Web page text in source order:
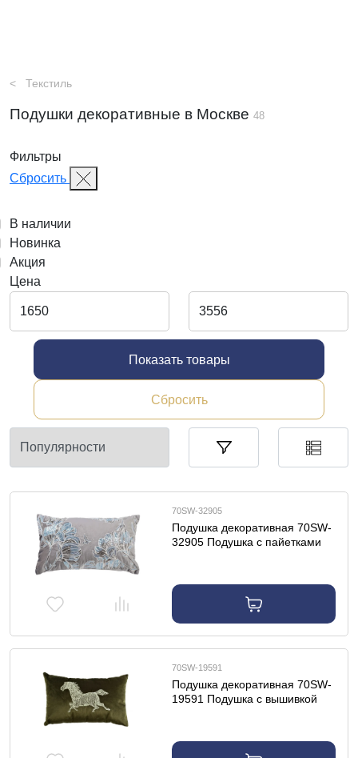
Текстиль
Подушки декоративные в Москве 48
Фильтры
Сбросить
В наличии
Новинка
Акция
Цена
Показать товары
Сбросить
70SW-32905
Подушка декоративная 70SW-
32905 Подушка с пайетками
70SW-19591
Подушка декоративная 70SW-
19591 Подушка с вышивкой